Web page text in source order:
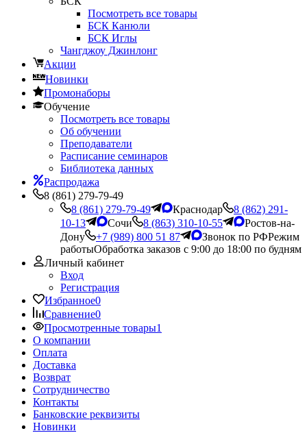
Посмотреть все товары
БСК Канюли
БСК Иглы
Чангджоу Джинлонг
Акции
Новинки
Промонаборы
Обучение
Посмотреть все товары
Об обучении
Преподаватели
Расписание семинаров
Библиотека данных
Распродажа
8 (861) 279-79-49
8 (861) 279-79-49
Краснодар
8 (862) 291-
10-13
Сочи 8 (863) 310-10-55
Ростов-на-
Дону
+7 (989) 800 51 87 Звонок по РФРежим
работыОбработка заказов с 9:00 до 18:00 по будням
Личный кабинет
Вход
Регистрация
Избранное0
Сравнение0
Просмотренные товары1
О компании
Оплата
Доставка
Возврат
Сотрудничество
Контакты
Банковские реквизиты
Новинки